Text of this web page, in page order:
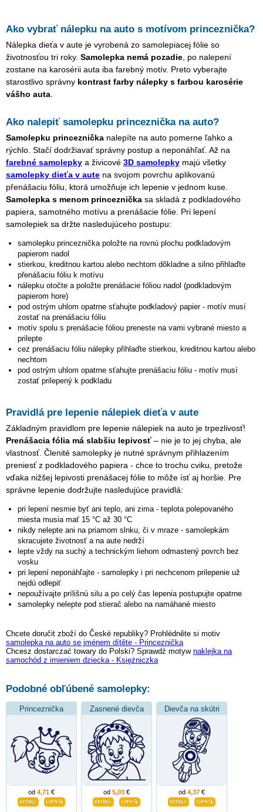
Ako vybrať nálepku na auto s motívom princeznička?
Nálepka dieťa v aute je vyrobená zo samolepiacej fólie so
životnosťou tri roky. Samolepka nemá pozadie, po nalepení
zostane na karosérii auta iba farebný motív. Preto vyberajte
starostlivo správny kontrast farby nálepky s farbou karosérie
vášho auta.
Ako nalepiť samolepku princezničkana auto?
Samolepku princeznička nalepíte na auto pomerne ľahko a
rýchlo. Stačí dodržiavať správny postup a neponáhľať. Až na
farebné samolepky a živicové 3D samolepky majú všetky
samolepky dieťa v aute na svojom povrchu aplikovanú
přenášaciu fóliu, ktorá umožňuje ich lepenie v jednom kuse.
Samolepka s menom princeznička sa skladá z podkladového
papiera, samotného motívu a prenášacie fólie. Pri lepení
samolepiek sa držte nasledujúceho postupu:
samolepku princezničkapoložte na rovnú plochu podkladovým
papierom nadol
stierkou, kreditnou kartou alebo nechtom dôkladne a silno přihlaďte
přenášaciu fóliu k motívu
nálepku otočte a položte prenášacie fóliou nadol (podkladovým
papierom hore)
pod ostrým uhlom opatrne sťahujte podkladový papier - motív musí
zostať na prenášaciu fóliu
motív spolu s prenášacie fóliou preneste na vami vybrané miesto a
prilepte
cez prenášaciu fóliu nálepky přihlaďte stierkou, kreditnou kartou alebo
nechtom
pod ostrým uhlom opatrne sťahujte prenášaciu fóliu - motív musí
zostať prilepený k podkladu
Pravidlá pre lepenie nálepiek dieťa v aute
Základným pravidlom pre lepenie nálepiek na auto je trpezlivosť!
Prenášacia fólia má slabšiu lepivosť – nie je to jej chyba, ale
vlastnosť. Členité samolepky je nutné správnym přihlazením
preniesť z podkladového papiera - chce to trochu cviku, pretože
vďaka nižšej lepivosti prenášacej fólie to môže ísť aj horšie. Pre
správne lepenie dodržujte nasledujúce pravidlá:
pri lepení nesmie byť ani teplo, ani zima - teplota polepovaného
miesta musia mať 15 °C až 30 °C
nikdy nelepte ani na priamom slnku, či v mraze - samolepkám
skracujete životnosť a na aute nedrží
lepte vždy na suchý a technickým liehom odmastený povrch bez
vosku
pri lepení neponáhľajte - samolepky i pri nechcenom prilepenie už
nejdú odlepiť
nepoužívajte prílišnú silu a po celý čas lepenia postupujte opatrne
samolepky nelepte pod stierač alebo na namáhané miesto
Chcete doručit zboží do České republiky? Prohlédněte si motiv
samolepka na auto se jménem dítěte - Princeznička
Chcesz dostarczać towary do Polski? Sprawdź motyw naklejka na
samochód z imieniem dziecka - Księżniczka
Podobné obľúbené samolepky:
Princeznička
od 4,71 €
Zasnené dievča
od 5,03 €
Dievča na skútri
od 4,37 €